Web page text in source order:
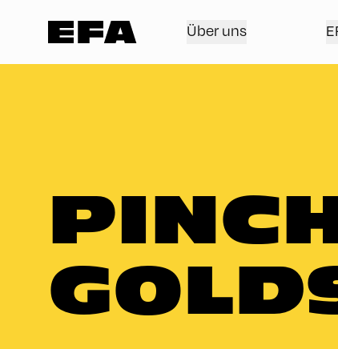
Über uns